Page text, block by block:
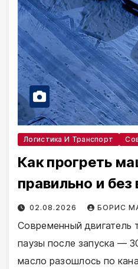
Логистика И Транспорт
Как прогреть
правильно и без
02.08.2026 БОРИС
Современный двигатель
паузы после запуска —
масло разошлось по